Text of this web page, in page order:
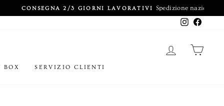
Instagram
ACCEDI
BOX SERVIZIO CLIENTI